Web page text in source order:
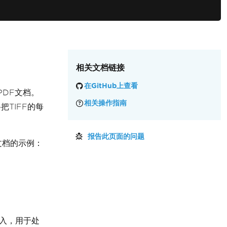
文档。
TIFF的每
的示例：
，用于处
相关文档链接
在GitHub上查看
相关操作指南
报告此页面的问题